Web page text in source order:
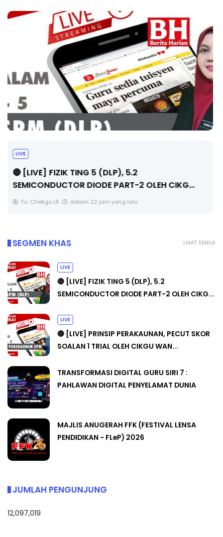
LIVE
🔴 [LIVE] PRINSIP PERAKAUNAN, PECUT SKOR
SOALAN 1 TRIAL OLEH CIKGU WAN...
Yu. Chekgu LK dalam 22 jam yang lalu
LIHAT SEMUA
SEGMEN KHAS
LIVE
🔴 [LIVE] FIZIK TING 5 (DLP), 5.2
SEMICONDUCTOR DIODE PART-2 OLEH CIKG...
LIVE
🔴 [LIVE] PRINSIP PERAKAUNAN, PECUT SKOR
SOALAN 1 TRIAL OLEH CIKGU WAN...
TRANSFORMASI DIGITAL GURU SIRI 7 :
PAHLAWAN DIGITAL PENYELAMAT DUNIA
MAJLIS ANUGERAH FFK (FESTIVAL LENSA
PENDIDIKAN - FLeP) 2026
JUMLAH PENGUNJUNG
12,097,019